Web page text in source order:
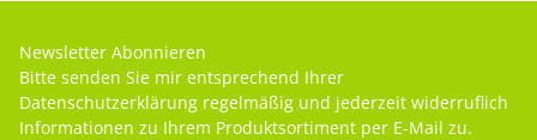
Newsletter Abonnieren
Bitte senden Sie mir entsprechend Ihrer
Datenschutzerklärung regelmäßig und jederzeit widerruflich
Informationen zu Ihrem Produktsortiment per E-Mail zu.